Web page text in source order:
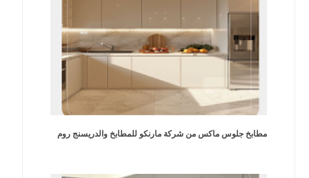
مطابخ جلوس ماكس من شركة مارنكو للمطابخ والدريسنج روم